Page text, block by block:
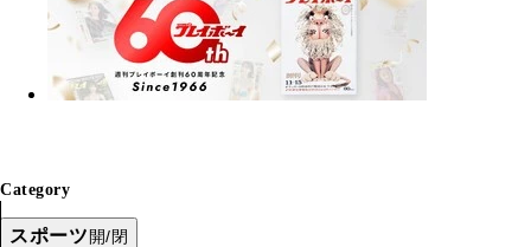
Category
スポーツ開/閉